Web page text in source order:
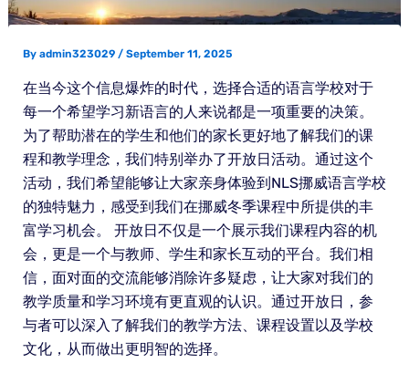
By admin323029 / September 11, 2025
在当今这个信息爆炸的时代，选择合适的语言学校对于
每一个希望学习新语言的人来说都是一项重要的决策。
为了帮助潜在的学生和他们的家长更好地了解我们的课
程和教学理念，我们特别举办了开放日活动。通过这个
活动，我们希望能够让大家亲身体验到NLS挪威语言学校
的独特魅力，感受到我们在挪威冬季课程中所提供的丰
富学习机会。 开放日不仅是一个展示我们课程内容的机
会，更是一个与教师、学生和家长互动的平台。我们相
信，面对面的交流能够消除许多疑虑，让大家对我们的
教学质量和学习环境有更直观的认识。通过开放日，参
与者可以深入了解我们的教学方法、课程设置以及学校
文化，从而做出更明智的选择。